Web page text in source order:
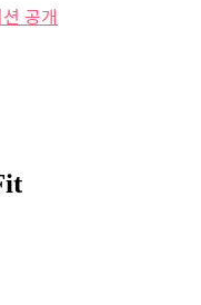
공개